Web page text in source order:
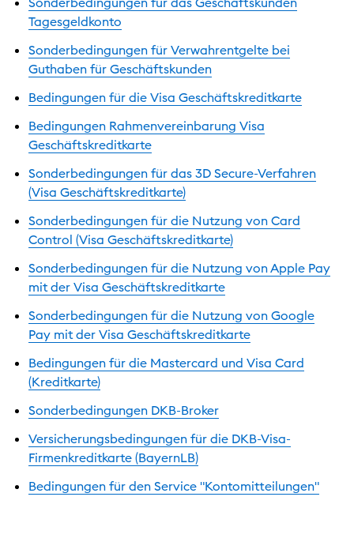
Tagesgeldkonto
Sonderbedingungen für Verwahrentgelte bei
Guthaben für Geschäftskunden
Bedingungen für die Visa Geschäftskreditkarte
Bedingungen Rahmenvereinbarung Visa
Geschäftskreditkarte
Sonderbedingungen für das 3D Secure-Verfahren
(Visa Geschäftskreditkarte)
Sonderbedingungen für die Nutzung von Card
Control (Visa Geschäftskreditkarte)
Sonderbedingungen für die Nutzung von Apple Pay
mit der Visa Geschäftskreditkarte
Sonderbedingungen für die Nutzung von Google
Pay mit der Visa Geschäftskreditkarte
Bedingungen für die Mastercard und Visa Card
(Kreditkarte)
Sonderbedingungen DKB-Broker
Versicherungsbedingungen für die DKB-Visa-
Firmenkreditkarte (BayernLB)
Bedingungen für den Service "Kontomitteilungen"